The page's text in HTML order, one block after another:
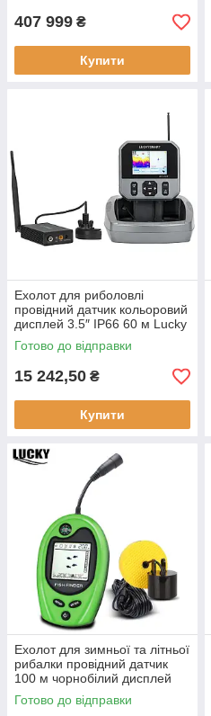
407 999 ₴
Купити
Ехолот для риболовлі
провідний датчик кольоровий
дисплей 3.5″ IP66 60 м Lucky
LBT-1-GPS GPS-навігатор
вологозахист
Готово до відправки
15 242,50 ₴
Купити
Ехолот для зимньої та літньої
рибалки провідний датчик
100 м чорнобілий дисплей
Lucky FF818 легкий
компактний
Готово до відправки